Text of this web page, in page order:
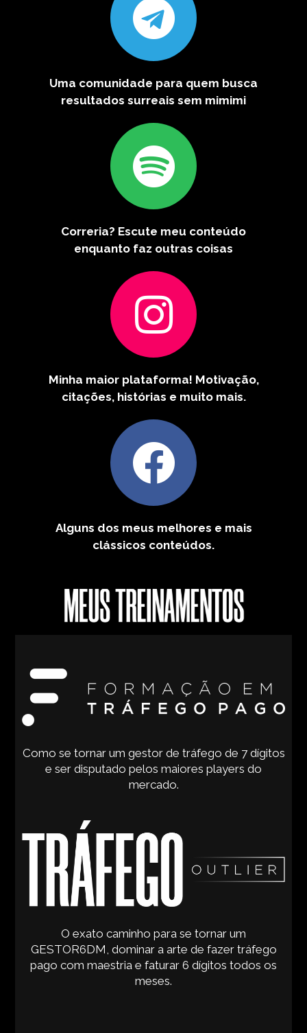
Uma comunidade para quem busca
resultados surreais sem mimimi
Correria? Escute meu conteúdo
enquanto faz outras coisas
Minha maior plataforma! Motivação,
citações, histórias e muito mais.
Alguns dos meus melhores e mais
clássicos conteúdos.
Como se tornar um gestor de tráfego de 7 dígitos
e ser disputado pelos maiores players do
mercado.
O exato caminho para se tornar um
GESTOR6DM, dominar a arte de fazer tráfego
pago com maestria e faturar 6 dígitos todos os
meses.